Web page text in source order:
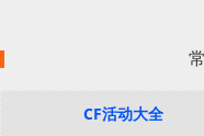
CF活动大全